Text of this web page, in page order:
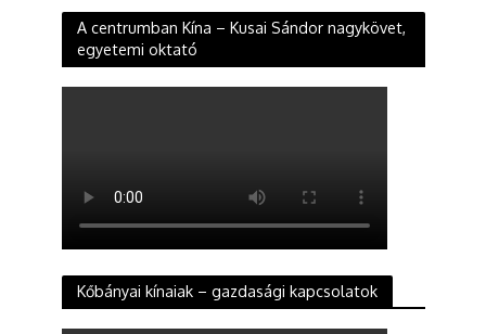
A centrumban Kína – Kusai Sándor nagykövet,
egyetemi oktató
Kőbányai kínaiak – gazdasági kapcsolatok